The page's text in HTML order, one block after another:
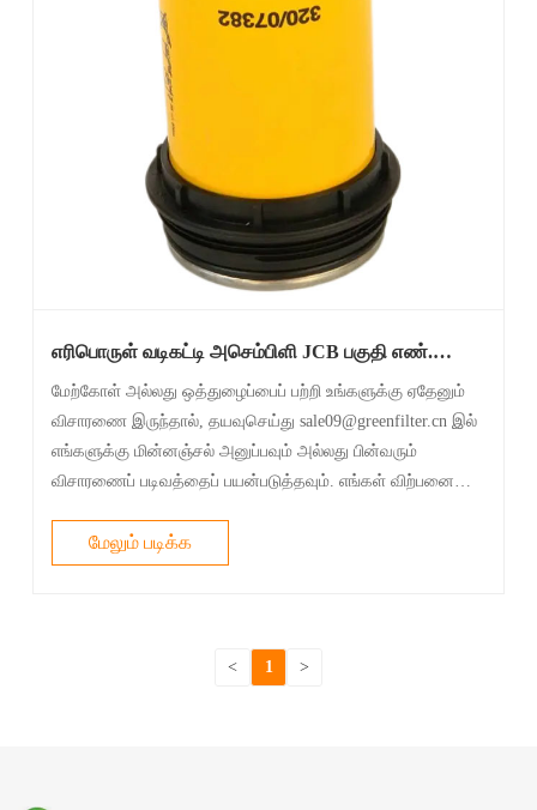
எரிபொருள் வடிகட்டி அசெம்பிளி JCB பகுதி எண்.
மேற்கோள் அல்லது ஒத்துழைப்பைப் பற்றி உங்களுக்கு ஏதேனும்
விசாரணை இருந்தால், தயவுசெய்து sale09@greenfilter.cn இல்
எங்களுக்கு மின்னஞ்சல் அனுப்பவும் அல்லது பின்வரும்
விசாரணைப் படிவத்தைப் பயன்படுத்தவும். எங்கள் விற்பனை
எங்கள் தயாரிப்புகளில் உங்கள் ஆர்......
மேலும் படிக்க
< 1 >